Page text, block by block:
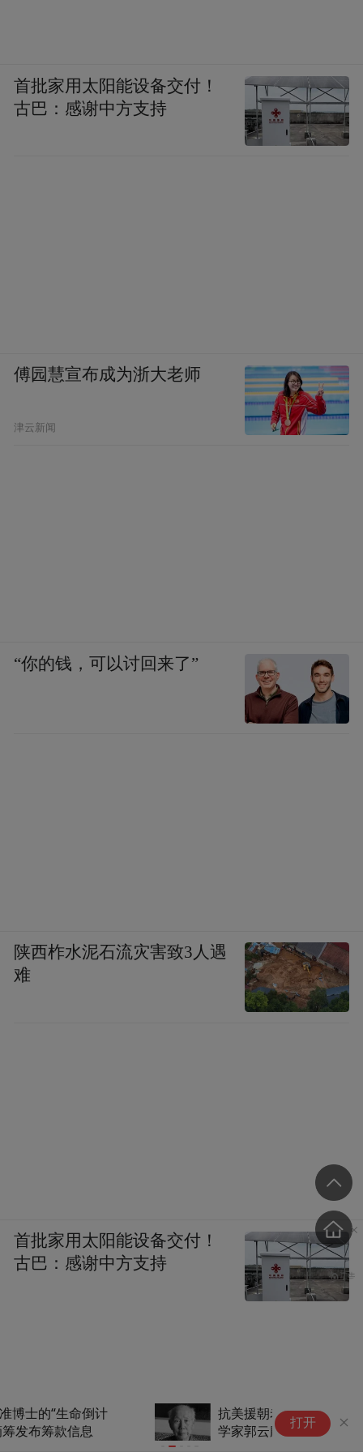
抗美援朝老战士、著名沉积地质
学家郭云麟逝世
打开
首批家用太阳能设备交付！
古巴：感谢中方支持
傅园慧宣布成为浙大老师
津云新闻
“你的钱，可以讨回来了”
陕西柞水泥石流灾害致3人遇
难
首批家用太阳能设备交付！
古巴：感谢中方支持